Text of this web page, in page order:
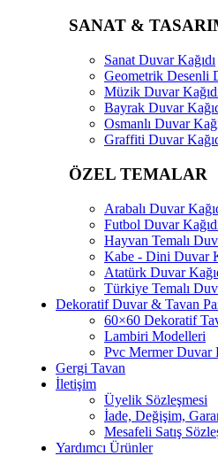
SANAT &
Sanat Duvar Kağıdı
Geometrik Desenli
Müzik Duvar
Bayrak Duvar
Osmanlı Duvar
Graffiti Duvar
ÖZEL TEMALAR
Arabalı Duvar
Futbol Duvar
Hayvan Temalı
Kabe - Dini Duvar
Atatürk Duvar
Türkiye Temalı
Dekoratif Duvar & Tavan
60×60 Dekoratif
Lambiri Modelleri
Pvc Mermer Duvar
Gergi Tavan
İletişim
Üyelik Sözleşmesi
İade, Değişim,
Mesafeli Satış
Yardımcı Ürünler